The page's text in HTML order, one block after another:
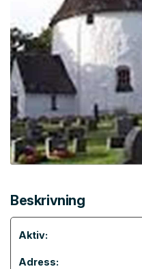
Beskrivning
Aktiv:
Adress: